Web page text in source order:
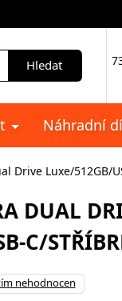
Hledat
Náhradní
Drive Luxe/512GB/
DUAL
C/
nehodnocen